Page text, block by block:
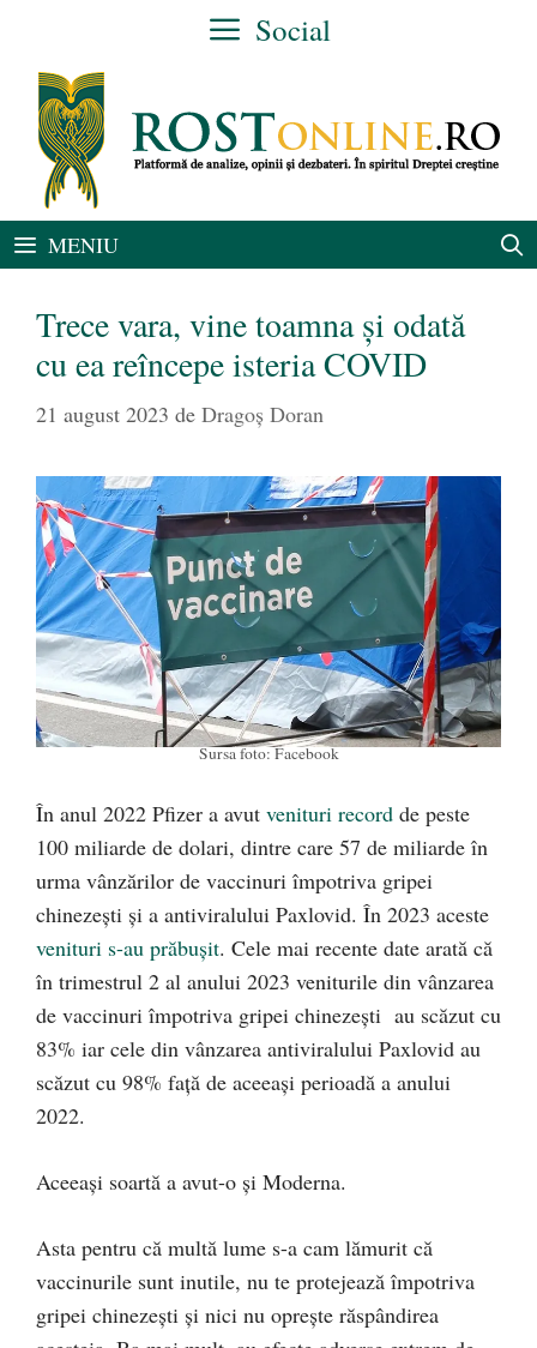
conținut
Social
MENIU
Trece vara, vine toamna și odată
cu ea reîncepe isteria COVID
21 august 2023 de Dragoș Doran
Sursa foto: Facebook
În anul 2022 Pfizer a avut venituri record de peste
100 miliarde de dolari, dintre care 57 de miliarde în
urma vânzărilor de vaccinuri împotriva gripei
chinezești și a antiviralului Paxlovid. În 2023 aceste
venituri s-au prăbușit. Cele mai recente date arată că
în trimestrul 2 al anului 2023 veniturile din vânzarea
de vaccinuri împotriva gripei chinezești au scăzut cu
83% iar cele din vânzarea antiviralului Paxlovid au
scăzut cu 98% față de aceeași perioadă a anului
2022.
Aceeași soartă a avut-o și Moderna.
Asta pentru că multă lume s-a cam lămurit că
vaccinurile sunt inutile, nu te protejează împotriva
gripei chinezești și nici nu oprește răspândirea